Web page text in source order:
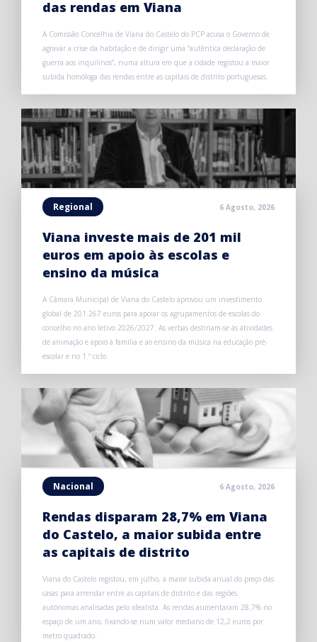
das rendas em Viana
A Comissão Concelhia de Viana do Castelo do PCP acusa o Governo de
agravar a crise da habitação e de dirigir uma “autêntica declaração de
guerra aos inquilinos”, numa altura em que a cidade registou a maior
subida homóloga das rendas entre as capitais de distrito portuguesas.
Regional 6 Agosto, 2026
Viana investe mais de 201 mil
euros em apoio às escolas e
ensino da música
A Câmara Municipal de Viana do Castelo aprovou um investimento
global de 201.267 euros para apoiar os agrupamentos de escolas do
concelho no ano letivo 2026/2027. As verbas destinam-se às atividades
de animação e apoio à família e ao ensino da música na educação pré-
escolar e no 1.º ciclo.
Nacional 6 Agosto, 2026
Rendas disparam 28,7% em Viana
do Castelo, a maior subida entre
as capitais de distrito
Viana do Castelo registou, em julho, a maior subida anual do preço das
casas para arrendar entre as capitais de distrito e das regiões
autónomas analisadas pelo idealista. As rendas aumentaram 28,7% no
espaço de um ano, fixando-se num valor mediano de 12,2 euros por
metro quadrado.